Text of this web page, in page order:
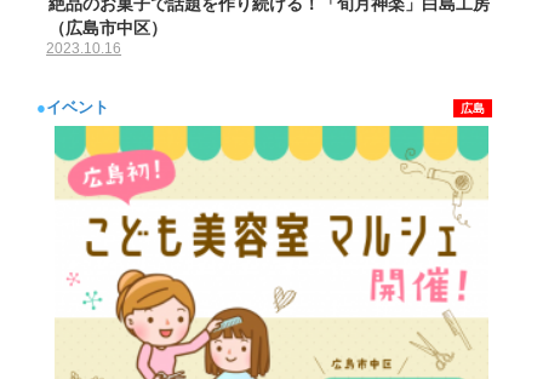
絶品のお菓子で話題を作り続ける！「旬月神楽」白島工房
（広島市中区）
2023.10.16
●イベント 広島